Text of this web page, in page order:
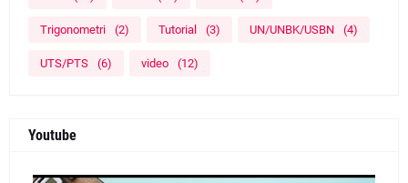
Trigonometri (2) Tutorial (3) UN/UNBK/USBN (4)
UTS/PTS (6) video (12)
Youtube